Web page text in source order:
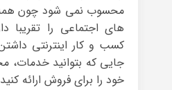
محسوب نمی شود چون
های اجتماعی را تقریبا
کسب و کار اینترنتی
جایی که بتوانید خدمات،
خود را برای فروش ارائه